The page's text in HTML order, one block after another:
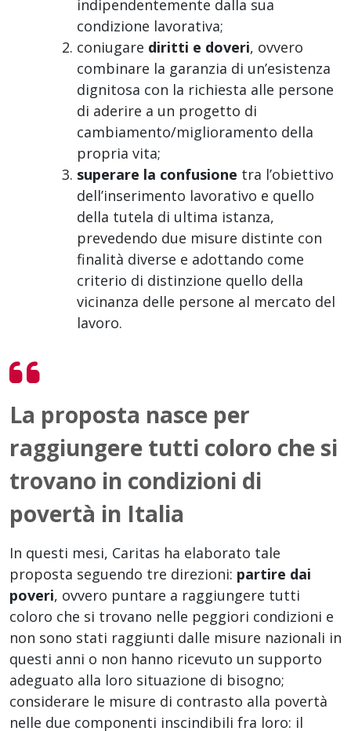
indipendentemente dalla sua
condizione lavorativa;
coniugare diritti e doveri, ovvero
combinare la garanzia di un’esistenza
dignitosa con la richiesta alle persone
di aderire a un progetto di
cambiamento/miglioramento della
propria vita;
superare la confusione tra l’obiettivo
dell’inserimento lavorativo e quello
della tutela di ultima istanza,
prevedendo due misure distinte con
finalità diverse e adottando come
criterio di distinzione quello della
vicinanza delle persone al mercato del
lavoro.
La proposta nasce per
raggiungere tutti coloro che si
trovano in condizioni di
povertà in Italia
In questi mesi, Caritas ha elaborato tale
proposta seguendo tre direzioni: partire dai
poveri, ovvero puntare a raggiungere tutti
coloro che si trovano nelle peggiori condizioni e
non sono stati raggiunti dalle misure nazionali in
questi anni o non hanno ricevuto un supporto
adeguato alla loro situazione di bisogno;
considerare le misure di contrasto alla povertà
nelle due componenti inscindibili fra loro: il